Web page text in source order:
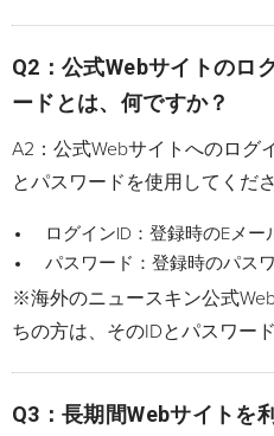
Q2：公式Webサイトのロ
ードとは、何ですか？
A2：公式Webサイトへのログ
とパスワードを使用してくださ
ログインID：登録時のEメ
パスワード：登録時のパス
※海外のニュースキン公式
ちの方は、そのIDとパスワー
Q3：長期間Webサイトを